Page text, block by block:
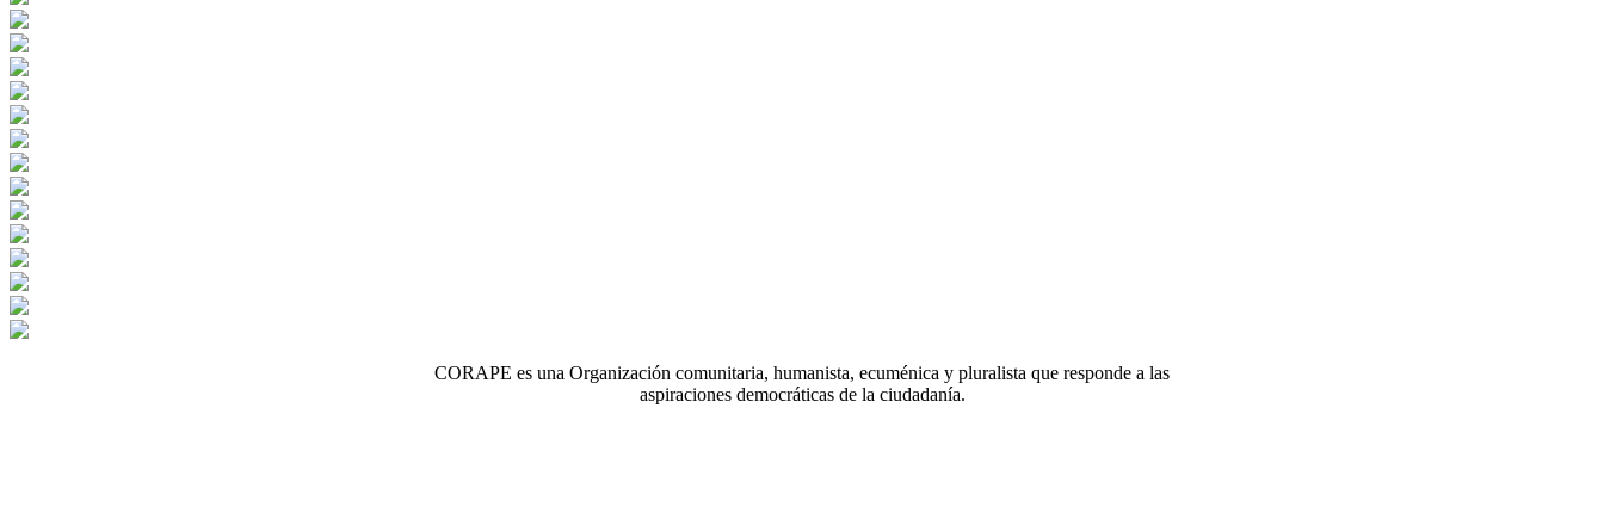
CORAPE es una Organización comunitaria, humanista, ecuménica y pluralista que responde a las
aspiraciones democráticas de la ciudadanía.